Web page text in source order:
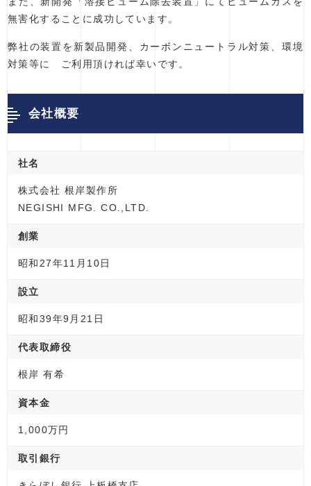
無害化することに成功しています。
弊社の装置を新製品開発、カーボンニュートラル対策、環境
対策等に ご利用頂ければ幸いです。
会社概要
社名
株式会社 根岸製作所
NEGISHI MFG. CO.,LTD.
創業
昭和27年11月10日
設立
昭和39年9月21日
代表取締役
根岸 有希
資本金
1,000万円
取引銀行